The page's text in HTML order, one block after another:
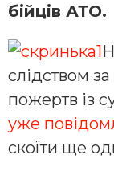
бійців АТО.
слідством
пожертв із
уже
скоїти ще